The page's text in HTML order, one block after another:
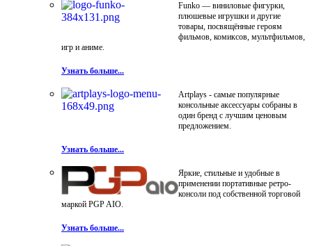
Funko — виниловые фигурки,
плюшевые игрушки и другие
товары, посвящённые героям
фильмов, комиксов, мультфильмов,
игр и аниме.
Узнать больше...
Artplays - самые популярные
консольные аксессуары собраны в
один бренд с лучшим ценовым
предложением.
Узнать больше...
Яркие, стильные и удобные в
применении портативные ретро-
консоли под собственной торговой
маркой PGP AIO.
Узнать больше...